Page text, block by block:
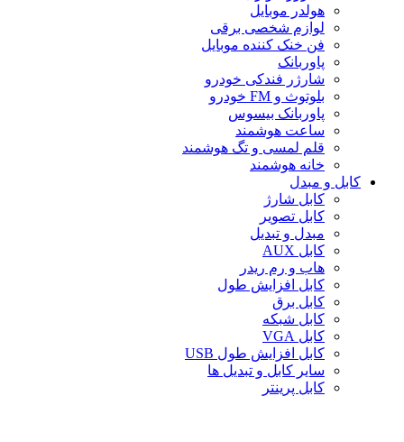
هولدر موبایل
لوازم شخصی برقی
فن خنک کننده موبایل
پاوربانک
شارژر فندکی خودرو
بلوتوث و FM خودرو
پاوربانک بیسوس
ساعت هوشمند
قلم لمسی و تگ هوشمند
خانه هوشمند
کابل و مبدل
کابل شارژ
کابل تصویر
مبدل و تبدیل
کابل AUX
هاب و رم ریدر
کابل افزایش طول
کابل برق
کابل شبکه
کابل VGA
کابل افزایش طول USB
سایر کابل و تبدیل ها
کابل پرینتر